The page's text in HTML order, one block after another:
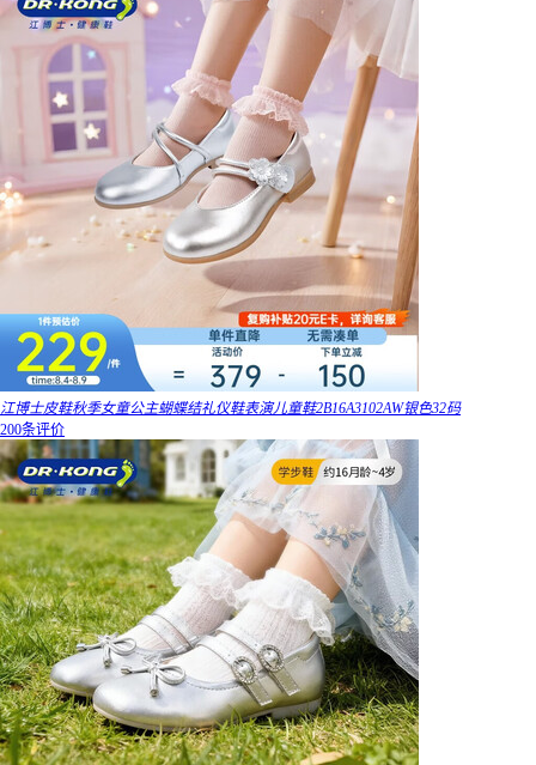
江博士皮鞋秋季女童公主蝴蝶结礼仪鞋表演儿童鞋2B16A3102AW银色32码
200条评价